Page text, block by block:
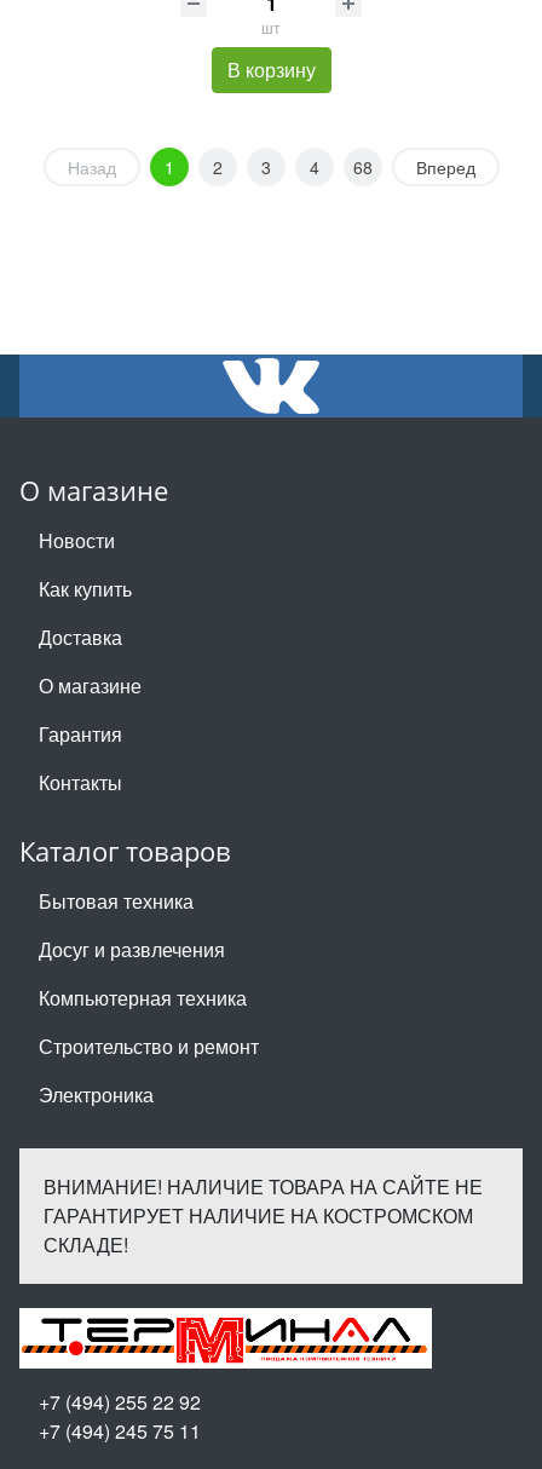
шт
В корзину
Назад 1 2 3 4 68 Вперед
О магазине
Новости
Как купить
Доставка
О магазине
Гарантия
Контакты
Каталог товаров
Бытовая техника
Досуг и развлечения
Компьютерная техника
Строительство и ремонт
Электроника
ВНИМАНИЕ! НАЛИЧИЕ ТОВАРА НА САЙТЕ НЕ
ГАРАНТИРУЕТ НАЛИЧИЕ НА КОСТРОМСКОМ
СКЛАДЕ!
+7 (494) 255 22 92
+7 (494) 245 75 11